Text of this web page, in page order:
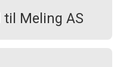
til Meling AS